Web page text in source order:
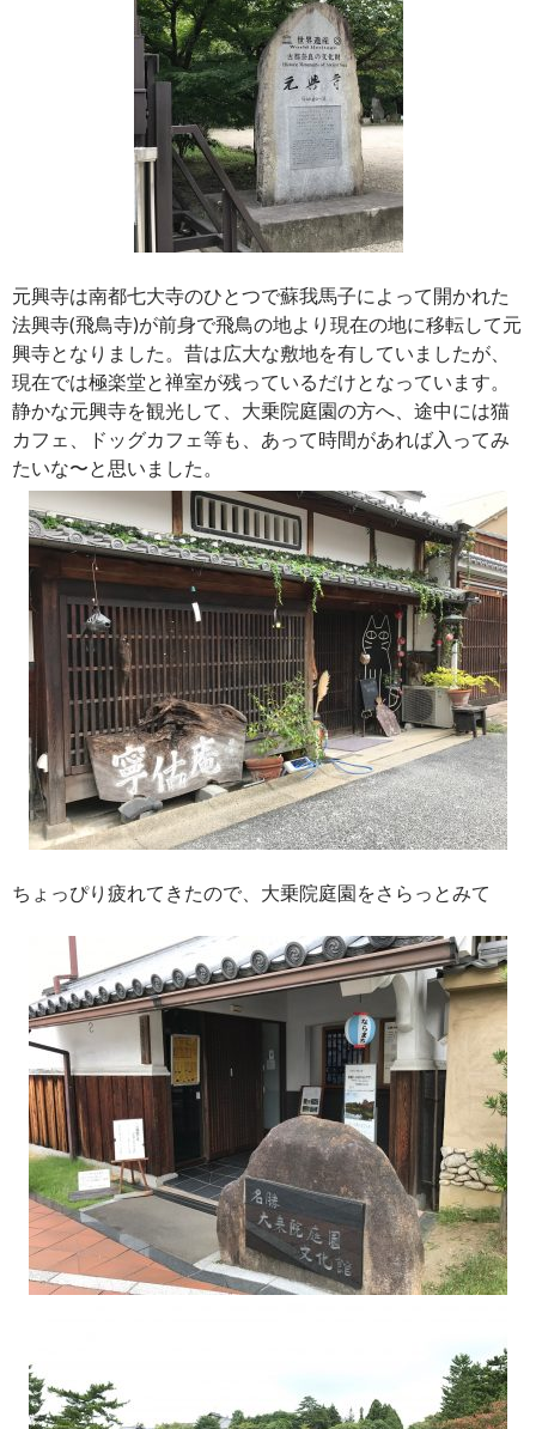
元興寺は南都七大寺のひとつで蘇我馬子によって開かれた
法興寺(飛鳥寺)が前身で飛鳥の地より現在の地に移転して元
興寺となりました。昔は広大な敷地を有していましたが、
現在では極楽堂と禅室が残っているだけとなっています。
静かな元興寺を観光して、大乗院庭園の方へ、途中には猫
カフェ、ドッグカフェ等も、あって時間があれば入ってみ
たいな〜と思いました。
ちょっぴり疲れてきたので、大乗院庭園をさらっとみて